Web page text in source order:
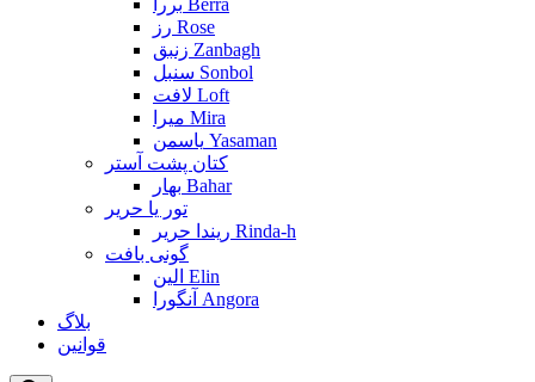
بررا Berra
رز Rose
زنبق Zanbagh
سنبل Sonbol
لافت Loft
میرا Mira
یاسمن Yasaman
کتان پشت آستر
بهار Bahar
تور یا حریر
ریندا حریر Rinda-h
گونی بافت
الین Elin
آنگورا Angora
بلاگ
قوانین